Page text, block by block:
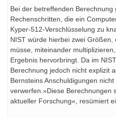
Bei der betreffenden Berechnung
Rechenschritten, die ein
Kyper-512-Verschlüsselung zu
NIST würde hierbei zwei
müsse, miteinander
Ergebnis hervorbringt. Da im
Berechnung jedoch nicht explizit
Bernsteins Anschuldigungen
verwerfen.»Diese Berechnungen
aktueller Forschung«, resümiert